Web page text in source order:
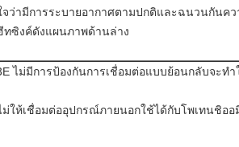
จว่ามีการระบายอากาศตามปกติและฉนวนกันค
ทซิงค์ดังแผนภาพด้านล่าง
ไม่มีการป้องกันการเชื่อมต่อแบบย้อนกลับจะท
ม่ให้เชื่อมต่ออุปกรณ์ภายนอกใช้ได้กับโพเทนชิ